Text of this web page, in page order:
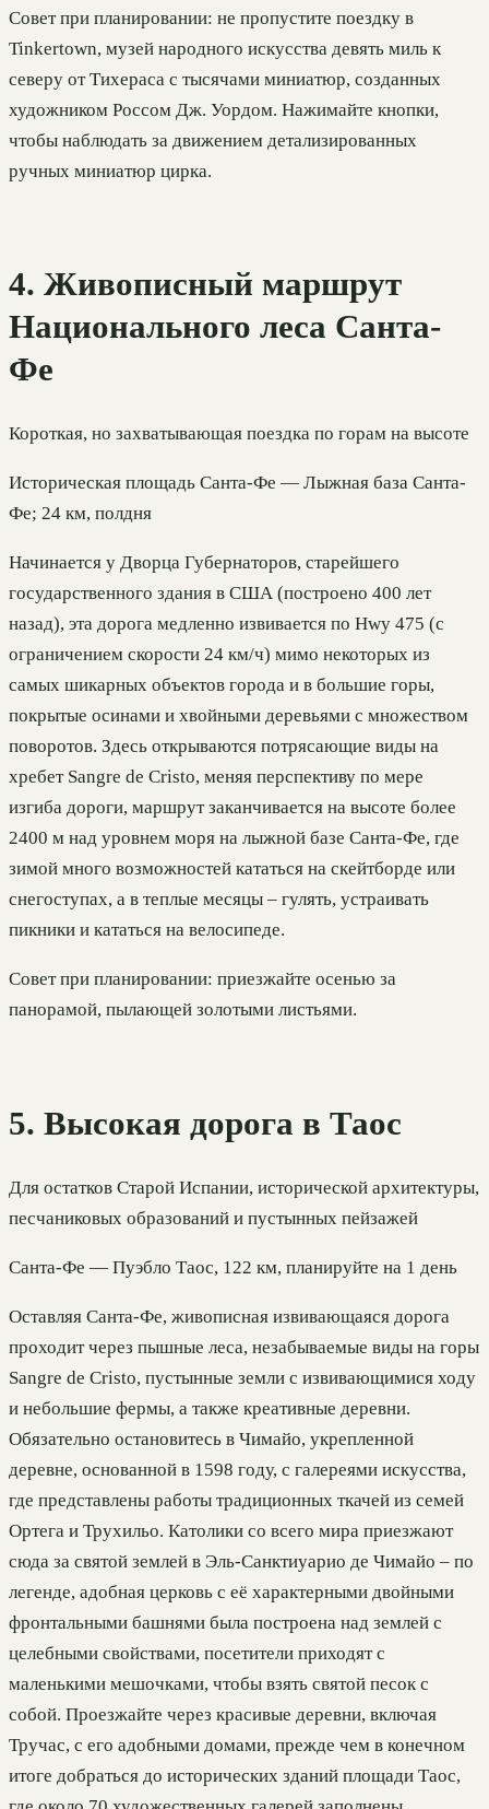
Совет при планировании: не пропустите поездку в
Tinkertown, музей народного искусства девять миль к
северу от Тихераса с тысячами миниатюр, созданных
художником Россом Дж. Уордом. Нажимайте кнопки,
чтобы наблюдать за движением детализированных
ручных миниатюр цирка.
4. Живописный маршрут
Национального леса Санта-
Фе
Короткая, но захватывающая поездка по горам на высоте
Историческая площадь Санта-Фе — Лыжная база Санта-
Фе; 24 км, полдня
Начинается у Дворца Губернаторов, старейшего
государственного здания в США (построено 400 лет
назад), эта дорога медленно извивается по Hwy 475 (с
ограничением скорости 24 км/ч) мимо некоторых из
самых шикарных объектов города и в большие горы,
покрытые осинами и хвойными деревьями с множеством
поворотов. Здесь открываются потрясающие виды на
хребет Sangre de Cristo, меняя перспективу по мере
изгиба дороги, маршрут заканчивается на высоте более
2400 м над уровнем моря на лыжной базе Санта-Фе, где
зимой много возможностей кататься на скейтборде или
снегоступах, а в теплые месяцы – гулять, устраивать
пикники и кататься на велосипеде.
Совет при планировании: приезжайте осенью за
панорамой, пылающей золотыми листьями.
5. Высокая дорога в Таос
Для остатков Старой Испании, исторической архитектуры,
песчаниковых образований и пустынных пейзажей
Санта-Фе — Пуэбло Таос, 122 км, планируйте на 1 день
Оставляя Санта-Фе, живописная извивающаяся дорога
проходит через пышные леса, незабываемые виды на горы
Sangre de Cristo, пустынные земли с извивающимися ходу
и небольшие фермы, а также креативные деревни.
Обязательно остановитесь в Чимайо, укрепленной
деревне, основанной в 1598 году, с галереями искусства,
где представлены работы традиционных ткачей из семей
Ортега и Трухильо. Католики со всего мира приезжают
сюда за святой землей в Эль-Санктиуарио де Чимайо – по
легенде, адобная церковь с её характерными двойными
фронтальными башнями была построена над землей с
целебными свойствами, посетители приходят с
маленькими мешочками, чтобы взять святой песок с
собой. Проезжайте через красивые деревни, включая
Тручас, с его адобными домами, прежде чем в конечном
итоге добраться до исторических зданий площади Таос,